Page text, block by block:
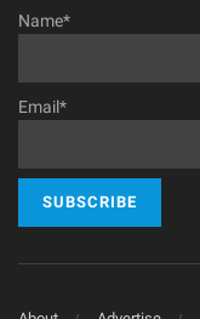
Name*
Email*